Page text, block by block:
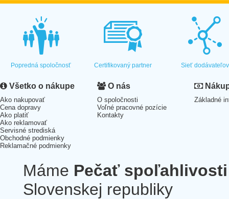
Popredná spoločnosť Certifikovaný partner Sieť dodávateľov
Všetko o nákupe
Ako nakupovať
Cena dopravy
Ako platiť
Ako reklamovať
Servisné strediská
Obchodné podmienky
Reklamačné podmienky
O nás
O spoločnosti
Voľné pracovné pozície
Kontakty
Základné
Máme Pečať spoľahlivosti
Slovenskej republiky